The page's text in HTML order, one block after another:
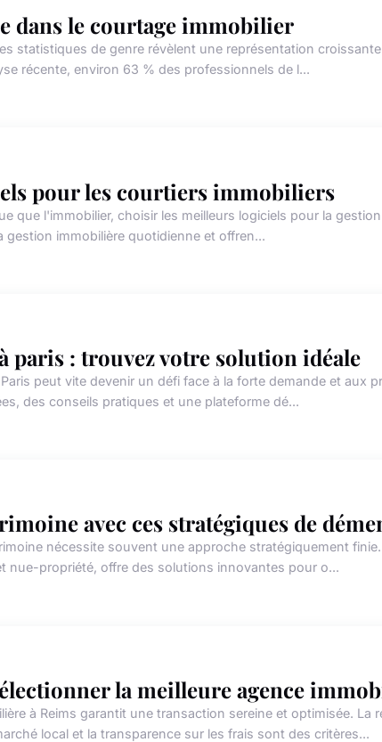
dans le courtage immobilier
statistiques de genre révèlent une représentation
récente, environ 63 % des professionnels de l...
pour les courtiers immobiliers
que l'immobilier, choisir les meilleurs logiciels pour la
gestion immobilière quotidienne et offren...
paris : trouvez votre solution idéale
peut vite devenir un défi face à la forte demande et aux
des conseils pratiques et une plateforme dé...
avec ces stratégiques de
nécessite souvent une approche stratégiquement
nue-propriété, offre des solutions innovantes pour o...
la meilleure agence
à Reims garantit une transaction sereine et optimisée. La
local et la transparence sur les frais sont des critères...